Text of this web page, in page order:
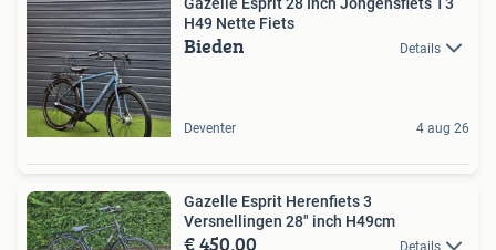
H49 Nette Fiets
Bieden Details
Deventer 4 aug 26
Gazelle Esprit Herenfiets 3
Versnellingen 28" inch H49cm
Details